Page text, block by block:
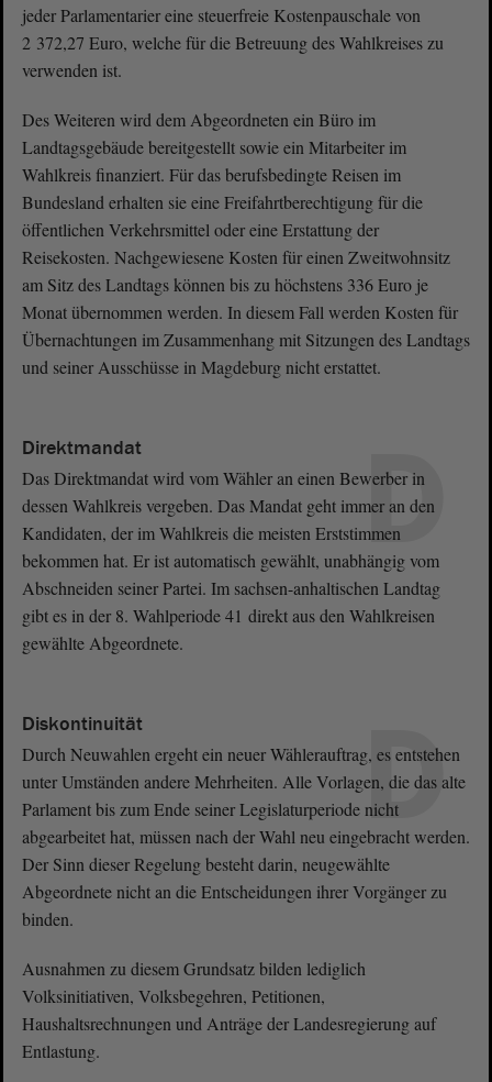
jeder Parlamentarier eine steuerfreie Kostenpauschale von
2 372,27 Euro, welche für die Betreuung des Wahlkreises zu
verwenden ist.
Des Weiteren wird dem Abgeordneten ein Büro im
Landtagsgebäude bereitgestellt sowie ein Mitarbeiter im
Wahlkreis finanziert. Für das berufsbedingte Reisen im
Bundesland erhalten sie eine Freifahrtberechtigung für die
öffentlichen Verkehrsmittel oder eine Erstattung der
Reisekosten. Nachgewiesene Kosten für einen Zweitwohnsitz
am Sitz des Landtags können bis zu höchstens 336 Euro je
Monat übernommen werden. In diesem Fall werden Kosten für
Übernachtungen im Zusammenhang mit Sitzungen des Landtags
und seiner Ausschüsse in Magdeburg nicht erstattet.
D
Direktmandat
Das Direktmandat wird vom Wähler an einen Bewerber in
dessen Wahlkreis vergeben. Das Mandat geht immer an den
Kandidaten, der im Wahlkreis die meisten Erststimmen
bekommen hat. Er ist automatisch gewählt, unabhängig vom
Abschneiden seiner Partei. Im sachsen-anhaltischen Landtag
gibt es in der 8. Wahlperiode 41 direkt aus den Wahlkreisen
gewählte Abgeordnete.
D
Diskontinuität
Durch Neuwahlen ergeht ein neuer Wählerauftrag, es entstehen
unter Umständen andere Mehrheiten. Alle Vorlagen, die das alte
Parlament bis zum Ende seiner Legislaturperiode nicht
abgearbeitet hat, müssen nach der Wahl neu eingebracht werden.
Der Sinn dieser Regelung besteht darin, neugewählte
Abgeordnete nicht an die Entscheidungen ihrer Vorgänger zu
binden.
Ausnahmen zu diesem Grundsatz bilden lediglich
Volksinitiativen, Volksbegehren, Petitionen,
Haushaltsrechnungen und Anträge der Landesregierung auf
Entlastung.